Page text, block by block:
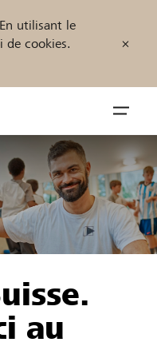
utilisant le
de cookies.
öffnen
au